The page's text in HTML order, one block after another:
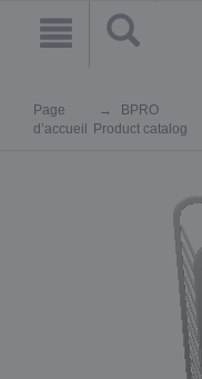
Page
d’accueil
BPRO
Product catalog